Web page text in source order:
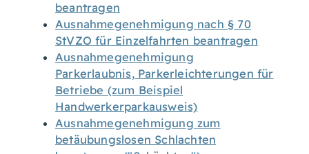
beantragen
Ausnahmegenehmigung nach § 70
StVZO für Einzelfahrten beantragen
Ausnahmegenehmigung
Parkerlaubnis, Parkerleichterungen für
Betriebe (zum Beispiel
Handwerkerparkausweis)
Ausnahmegenehmigung zum
betäubungslosen Schlachten